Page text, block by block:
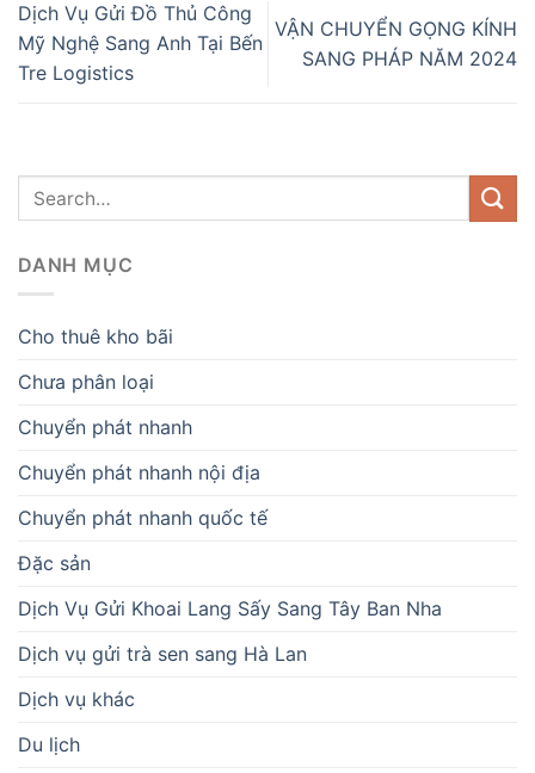
Dịch Vụ Gửi Đồ Thủ Công
Mỹ Nghệ Sang Anh Tại Bến
Tre Logistics
VẬN CHUYỂN GỌNG KÍNH
SANG PHÁP NĂM 2024
DANH MỤC
Cho thuê kho bãi
Chưa phân loại
Chuyển phát nhanh
Chuyển phát nhanh nội địa
Chuyển phát nhanh quốc tế
Đặc sản
Dịch Vụ Gửi Khoai Lang Sấy Sang Tây Ban Nha
Dịch vụ gửi trà sen sang Hà Lan
Dịch vụ khác
Du lịch